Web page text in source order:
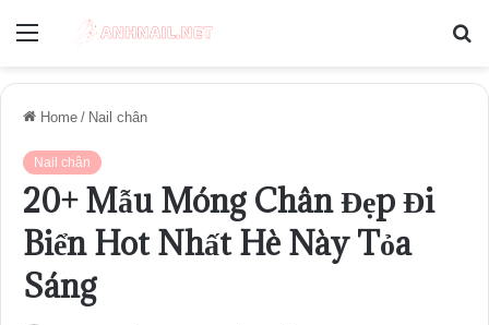
Menu
Home / Nail chân
Nail chân
20+ Mẫu Móng Chân Đẹp Đi
Biển Hot Nhất Hè Này Tỏa
Sáng